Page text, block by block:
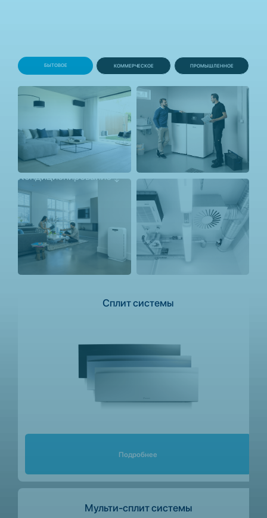
БЫТОВОЕ КОММЕРЧЕСКОЕ ПРОМЫШЛЕННОЕ
Кондиционирование Отопление
Очистка воздуха Вентиляция
Сплит системы
Подробнее
Мульти-сплит системы